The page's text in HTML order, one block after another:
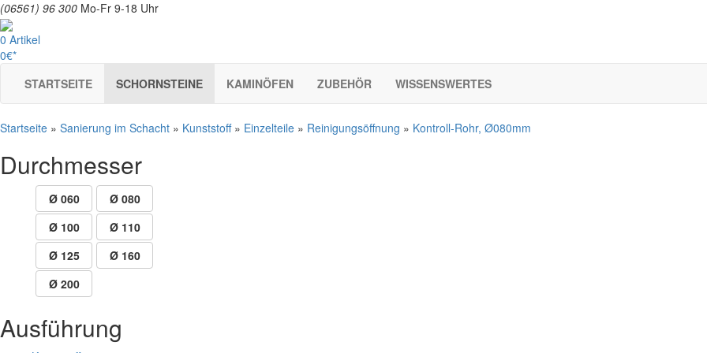
(06561) 96 300 Mo-Fr 9-18 Uhr
0 Artikel
0€*
STARTSEITE
SCHORNSTEINE KAMINÖFEN ZUBEHÖR WISSENSWERTES
Startseite » Sanierung im Schacht » Kunststoff» Einzelteile » Reinigungsöffnung » Kontroll-Rohr, Ø080mm
Durchmesser
Ø 060
Ø 080
Ø 100
Ø 110
Ø 125
Ø 160
Ø 200
Ausführung